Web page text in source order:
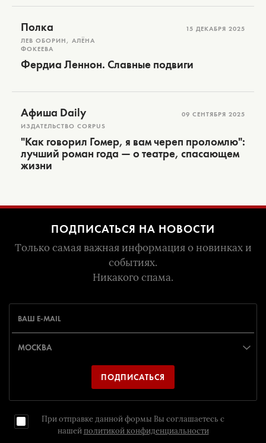
Полка
ЛЕВ ОБОРИН, АЛЁНА
ФОКЕЕВА
15 ДЕКАБРЯ 2025
Фердиа Леннон. Славные подвиги
Афиша Daily
ИЗДАТЕЛЬСТВО CORPUS
09 СЕНТЯБРЯ 2025
"Как говорил Гомер, я вам череп проломлю":
лучший роман года — о театре, спасающем
жизни
ПОДПИСАТЬСЯ НА НОВОСТИ
Только самая важная информация о новинках и
событиях.
Никакого спама.
ПОДПИСАТЬСЯ
При отправке данной формы Вы соглашаетесь с
нашей политикой конфиденциальности